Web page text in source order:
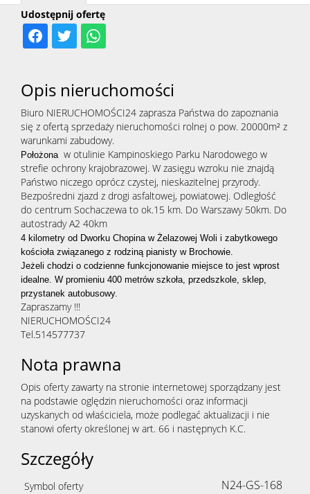
Udostępnij ofertę
Opis nieruchomości
Biuro NIERUCHOMOŚCI24 zaprasza Państwa do zapoznania
się z ofertą sprzedaży nieruchomości rolnej o pow. 20000m² z
warunkami zabudowy.
Położona w otulinie Kampinoskiego Parku Narodowego w
strefie ochrony krajobrazowej. W zasięgu wzroku nie znajdą
Państwo niczego oprócz czystej, nieskazitelnej przyrody.
Bezpośredni zjazd z drogi asfaltowej, powiatowej. Odległość
do centrum Sochaczewa to ok.15 km. Do Warszawy 50km. Do
autostrady A2 40km
4 kilometry od Dworku Chopina w Żelazowej Woli i zabytkowego
kościoła związanego z rodziną pianisty w Brochowie.
Jeżeli chodzi o codzienne funkcjonowanie miejsce to jest wprost
idealne. W promieniu 400 metrów szkoła, przedszkole, sklep,
przystanek autobusowy.
Zapraszamy !!!
NIERUCHOMOŚCI24
Tel.514577737
Nota prawna
Opis oferty zawarty na stronie internetowej sporządzany jest
na podstawie oględzin nieruchomości oraz informacji
uzyskanych od właściciela, może podlegać aktualizacji i nie
stanowi oferty określonej w art. 66 i następnych K.C.
Szczegóły
Symbol oferty N24-GS-168